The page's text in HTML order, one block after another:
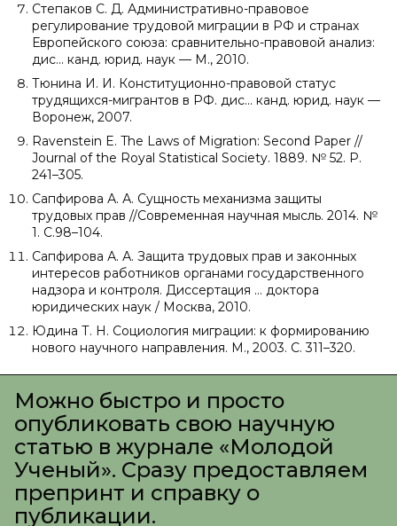
Степаков С. Д. Административно-правовое
регулирование трудовой миграции в РФ и странах
Европейского союза: сравнительно-правовой анализ:
дис... канд. юрид. наук — М., 2010.
Тюнина И. И. Конституционно-правовой статус
трудящихся-мигрантов в РФ. дис... канд. юрид. наук —
Воронеж, 2007.
Ravenstein E. The Laws of Migration: Second Paper //
Journal of the Royal Statistical Society. 1889. № 52. P.
241–305.
Сапфирова А. А. Сущность механизма защиты
трудовых прав //Современная научная мысль. 2014. №
1. С.98–104.
Сапфирова А. А. Защита трудовых прав и законных
интересов работников органами государственного
надзора и контроля. Диссертация … доктора
юридических наук / Москва, 2010.
Юдина Т. Н. Социология миграции: к формированию
нового научного направления. М., 2003. С. 311–320.
Можно быстро и просто
опубликовать свою научную
статью в журнале «Молодой
Ученый». Сразу предоставляем
препринт и справку о
публикации.